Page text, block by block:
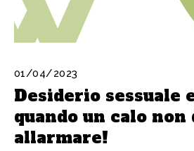
01/04/2023
Desiderio sessuale
quando un calo non
allarmare!